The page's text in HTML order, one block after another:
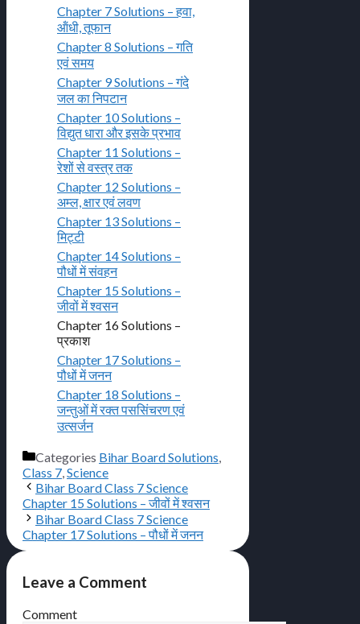
Chapter 7 Solutions – हवा,
ऑंधी, तूफान
Chapter 8 Solutions – गति
एवं समय
Chapter 9 Solutions – गंदे
जल का निपटान
Chapter 10 Solutions –
विद्युत धारा और इसके प्रभाव
Chapter 11 Solutions –
रेशों से वस्त्र तक
Chapter 12 Solutions –
अम्ल, क्षार एवं लवण
Chapter 13 Solutions –
मिट्टी
Chapter 14 Solutions –
पौधों में संवहन
Chapter 15 Solutions –
जीवों में श्वसन
Chapter 16 Solutions –
प्रकाश
Chapter 17 Solutions –
पौधों में जनन
Chapter 18 Solutions –
जन्तुओं में रक्त पससिंचरण एवं
उत्सर्जन
Categories Bihar Board Solutions
Class 7 Science
Bihar Board Class 7 Science
Chapter 15 Solutions – जीवों में श्वसन
Bihar Board Class 7 Science
Chapter 17 Solutions – पौधों में जनन
Leave a Comment
Comment